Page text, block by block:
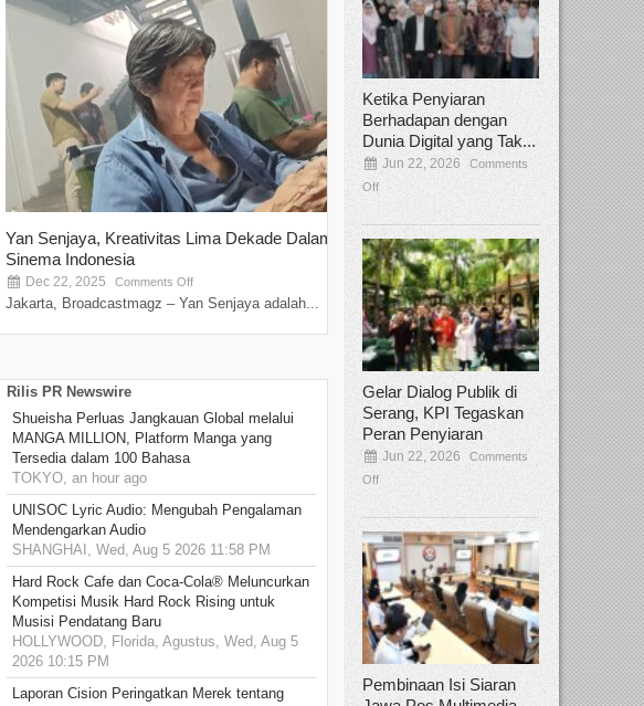
Yan Senjaya, Kreativitas Lima Dekade Dalam
Sinema Indonesia
Dec 22, 2025 Comments Off
Jakarta, Broadcastmagz – Yan Senjaya adalah...
Tamee Irelly Menjadi Juri Open
Film Terbaru...
Sep 08, 2025 Comments Off
Bekasi, Broadcastmagz – Dalam upaya
talenta...
Rilis PR Newswire
Shueisha Perluas Jangkauan Global melalui
MANGA MILLION, Platform Manga yang
Tersedia dalam 100 Bahasa
TOKYO, an hour ago
UNISOC Lyric Audio: Mengubah Pengalaman
Mendengarkan Audio
SHANGHAI, Wed, Aug 5 2026 11:58 PM
Hard Rock Cafe dan Coca-Cola® Meluncurkan
Kompetisi Musik Hard Rock Rising untuk
Musisi Pendatang Baru
HOLLYWOOD, Florida, Agustus, Wed, Aug 5
2026 10:15 PM
Laporan Cision Peringatkan Merek tentang
Ketika Penyiaran
Berhadapan dengan
Dunia Digital yang Tak...
Jun 22, 2026
Comments
Off
Gelar Dialog Publik di
Serang, KPI Tegaskan
Peran Penyiaran
Jun 22, 2026
Comments
Off
Pembinaan Isi Siaran